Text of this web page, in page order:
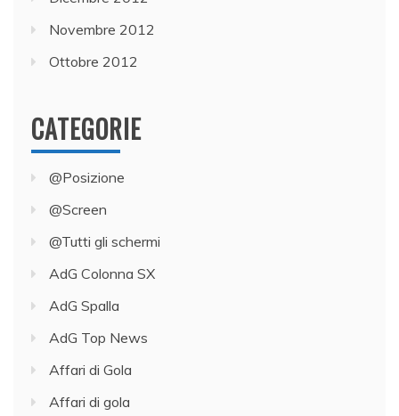
Novembre 2012
Ottobre 2012
CATEGORIE
@Posizione
@Screen
@Tutti gli schermi
AdG Colonna SX
AdG Spalla
AdG Top News
Affari di Gola
Affari di gola